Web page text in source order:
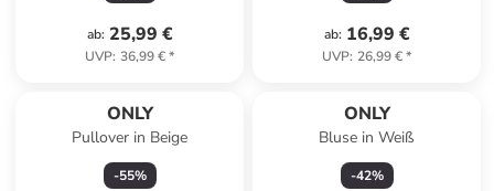
ab: 25,99 €
UVP: 36,99 €*
ab: 16,99 €
UVP: 26,99 €*
ONLY
Pullover in Beige
-55%
ONLY
Bluse in Weiß
-42%